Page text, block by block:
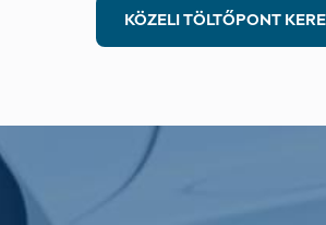
KÖZELI TÖLTŐPONT